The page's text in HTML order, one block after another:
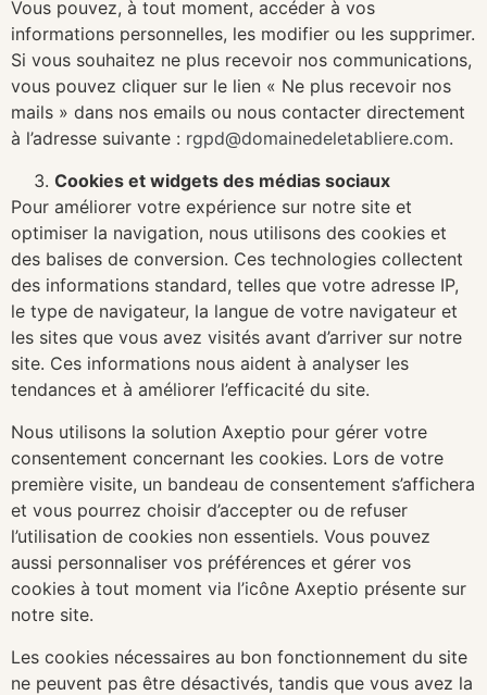
Vous pouvez, à tout moment, accéder à vos
informations personnelles, les modifier ou les supprimer.
Si vous souhaitez ne plus recevoir nos communications,
vous pouvez cliquer sur le lien « Ne plus recevoir nos
mails » dans nos emails ou nous contacter directement
à l’adresse suivante : rgpd@domainedeletabliere.com.
Cookies et widgets des médias sociaux
Pour améliorer votre expérience sur notre site et
optimiser la navigation, nous utilisons des cookies et
des balises de conversion. Ces technologies collectent
des informations standard, telles que votre adresse IP,
le type de navigateur, la langue de votre navigateur et
les sites que vous avez visités avant d’arriver sur notre
site. Ces informations nous aident à analyser les
tendances et à améliorer l’efficacité du site.
Nous utilisons la solution Axeptio pour gérer votre
consentement concernant les cookies. Lors de votre
première visite, un bandeau de consentement s’affichera
et vous pourrez choisir d’accepter ou de refuser
l’utilisation de cookies non essentiels. Vous pouvez
aussi personnaliser vos préférences et gérer vos
cookies à tout moment via l’icône Axeptio présente sur
notre site.
Les cookies nécessaires au bon fonctionnement du site
ne peuvent pas être désactivés, tandis que vous avez la